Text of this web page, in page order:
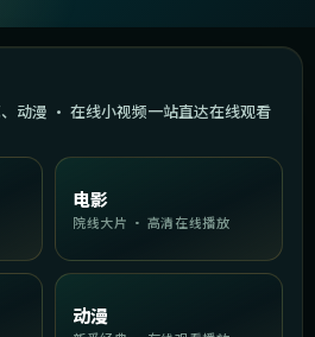
动漫 · 在线小视频一站直达在线观看
电影
院线大片 · 高清在线播放
动漫